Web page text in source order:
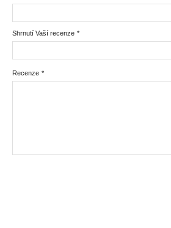
*
Shrnutí Vaší recenze
*
Recenze